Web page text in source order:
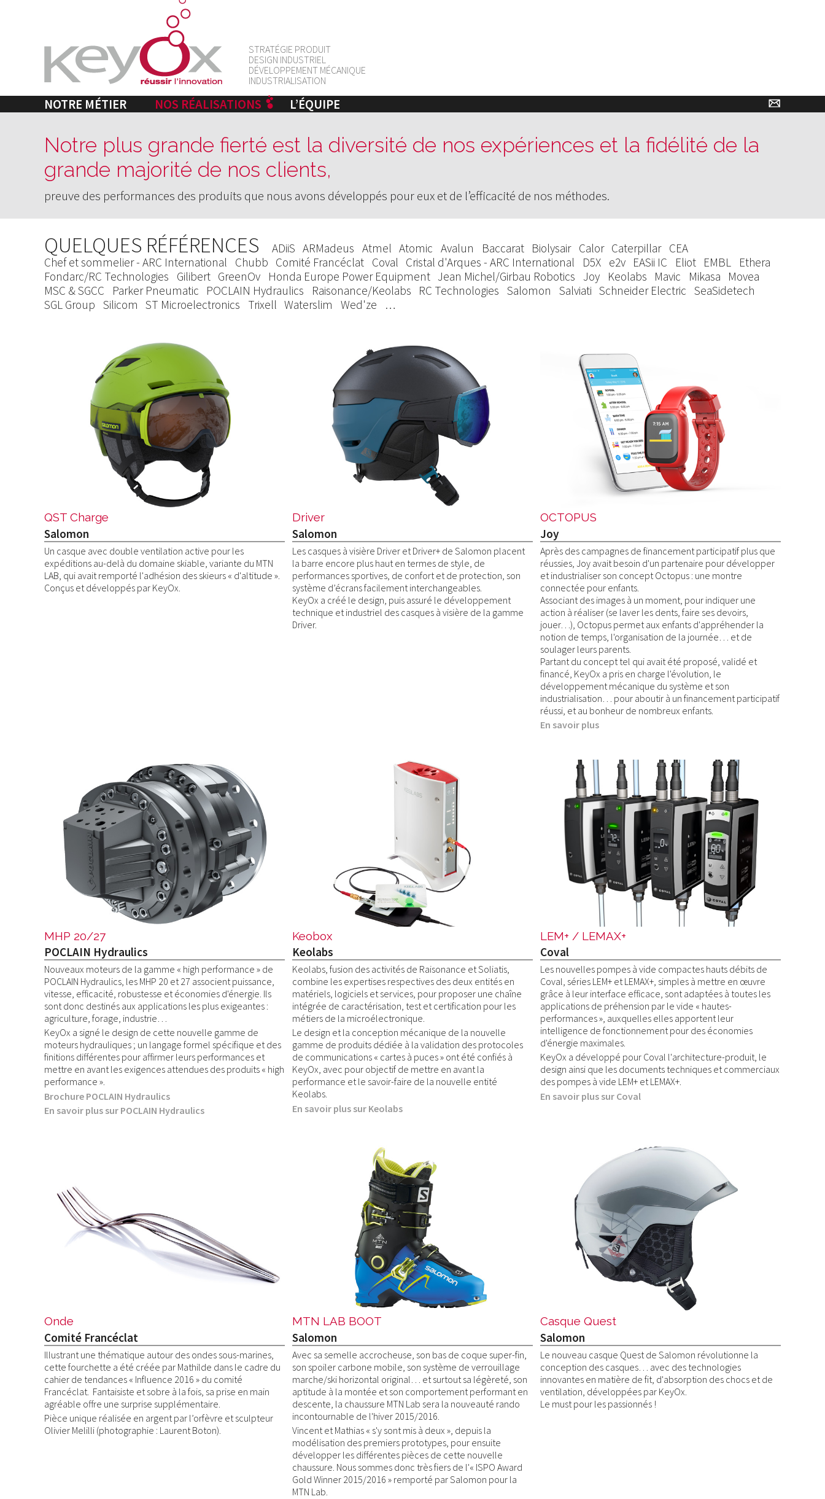
STRATÉGIE PRODUIT
DESIGN INDUSTRIEL
DÉVELOPPEMENT MÉCANIQUE
INDUSTRIALISATION
NOTRE MÉTIER NOS RÉALISATIONS L’ÉQUIPE ✉
Notre plus grande fierté est la diversité de nos expériences et la fidélité de la
grande majorité de nos clients,
preuve des performances des produits que nous avons développés pour eux et de l’efficacité de nos méthodes.
QUELQUES RÉFÉRENCES ADiiS ARMadeus Atmel Atomic Avalun Baccarat Biolysair Calor Caterpillar CEA
Chef et sommelier - ARC International
Chubb Comité Francéclat Coval Cristal d'Arques - ARC International D5X e2v EASii IC Eliot EMBL
Ethera
Fondarc/RC Technologies
Gilibert GreenOv Honda Europe Power Equipment Jean Michel/Girbau Robotics Joy Keolabs Mavic Mikasa
Movea
MSC & SGCC
Parker Pneumatic POCLAIN Hydraulics Raisonance/Keolabs RC Technologies Salomon Salviati Schneider Electric SeaSidetech
SGL Group Silicom ST Microelectronics Trixell Waterslim Wed'ze …
QST Charge
Salomon
Un casque avec double ventilation active pour les
expéditions au-delà du domaine skiable, variante du MTN
LAB, qui avait remporté l'adhésion des skieurs « d'altitude ».
Conçus et développés par KeyOx.
Driver
Salomon
Les casques à visière Driver et Driver+ de Salomon placent
la barre encore plus haut en termes de style, de
performances sportives, de confort et de protection, son
système d’écrans facilement interchangeables.
KeyOx a créé le design, puis assuré le développement
technique et industriel des casques à visière de la gamme
Driver.
OCTOPUS
Joy
Après des campagnes de financement participatif plus que
réussies, Joy avait besoin d'un partenaire pour développer
et industrialiser son concept Octopus : une montre
connectée pour enfants.
Associant des images à un moment, pour indiquer une
action à réaliser (se laver les dents, faire ses devoirs,
jouer…), Octopus permet aux enfants d'appréhender la
notion de temps, l'organisation de la journée… et de
soulager leurs parents.
Partant du concept tel qui avait été proposé, validé et
financé, KeyOx a pris en charge l'évolution, le
développement mécanique du système et son
industrialisation… pour aboutir à un financement participatif
réussi, et au bonheur de nombreux enfants.
En savoir plus
MHP 20/27
POCLAIN Hydraulics
Nouveaux moteurs de la gamme « high performance » de
POCLAIN Hydraulics, les MHP 20 et 27 associent puissance,
vitesse, efficacité, robustesse et économies d'énergie. Ils
sont donc destinés aux applications les plus exigeantes :
agriculture, forage, industrie…
KeyOx a signé le design de cette nouvelle gamme de
moteurs hydrauliques ; un langage formel spécifique et des
finitions différentes pour affirmer leurs performances et
mettre en avant les exigences attendues des produits « high
performance ».
Brochure POCLAIN Hydraulics
En savoir plus sur POCLAIN Hydraulics
Keobox
Keolabs
Keolabs, fusion des activités de Raisonance et Soliatis,
combine les expertises respectives des deux entités en
matériels, logiciels et services, pour proposer une chaîne
intégrée de caractérisation, test et certification pour les
métiers de la microélectronique.
Le design et la conception mécanique de la nouvelle
gamme de produits dédiée à la validation des protocoles
de communications « cartes à puces » ont été confiés à
KeyOx, avec pour objectif de mettre en avant la
performance et le savoir-faire de la nouvelle entité
Keolabs.
En savoir plus sur Keolabs
LEM+ / LEMAX+
Coval
Les nouvelles pompes à vide compactes hauts débits de
Coval, séries LEM+ et LEMAX+, simples à mettre en œuvre
grâce à leur interface efficace, sont adaptées à toutes les
applications de préhension par le vide « hautes-
performances », auxquelles elles apportent leur
intelligence de fonctionnement pour des économies
d'énergie maximales.
KeyOx a développé pour Coval l'architecture-produit, le
design ainsi que les documents techniques et commerciaux
des pompes à vide LEM+ et LEMAX+.
En savoir plus sur Coval
Onde
Comité Francéclat
Illustrant une thématique autour des ondes sous-marines,
cette fourchette a été créée par Mathilde dans le cadre du
cahier de tendances « Influence 2016 » du comité
Francéclat. Fantaisiste et sobre à la fois, sa prise en main
agréable offre une surprise supplémentaire.
Pièce unique réalisée en argent par l’orfèvre et sculpteur
Olivier Melilli (photographie : Laurent Boton).
MTN LAB BOOT
Salomon
Avec sa semelle accrocheuse, son bas de coque super-fin,
son spoiler carbone mobile, son système de verrouillage
marche/ski horizontal original… et surtout sa légèreté, son
aptitude à la montée et son comportement performant en
descente, la chaussure MTN Lab sera la nouveauté rando
incontournable de l'hiver 2015/2016.
Vincent et Mathias « s'y sont mis à deux », depuis la
modélisation des premiers prototypes, pour ensuite
développer les différentes pièces de cette nouvelle
chaussure. Nous sommes donc très fiers de l'« ISPO Award
Gold Winner 2015/2016 » remporté par Salomon pour la
MTN Lab.
Casque Quest
Salomon
Le nouveau casque Quest de Salomon révolutionne la
conception des casques… avec des technologies
innovantes en matière de fit, d'absorption des chocs et de
ventilation, développées par KeyOx.
Le must pour les passionnés !